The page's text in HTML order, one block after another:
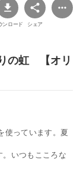
ンロード シェア
の虹 【オリ
っています。夏
いつもこころな
てたからだと思